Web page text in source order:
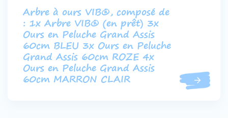
Arbre à ours VIB®, composé de
: 1x Arbre VIB® (en prêt) 3x
Ours en Peluche Grand Assis
60cm BLEU 3x Ours en Peluche
Grand Assis 60cm ROZE 4x
Ours en Peluche Grand Assis
60cm MARRON CLAIR